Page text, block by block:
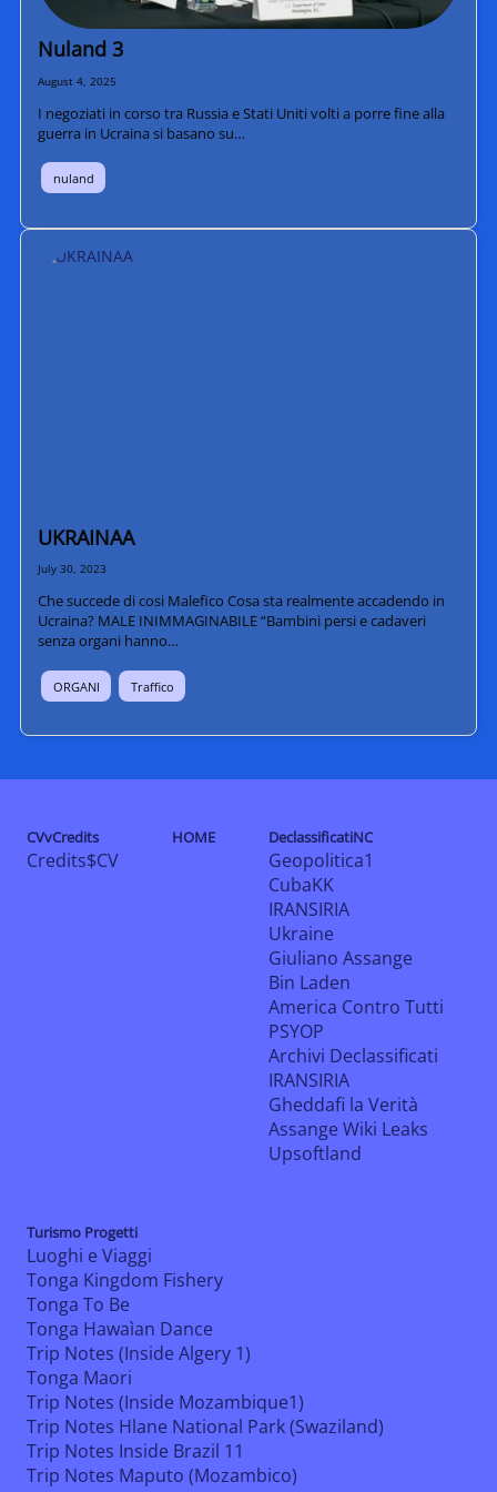
Nuland 3
August 4, 2025
I negoziati in corso tra Russia e Stati Uniti volti a porre fine alla
guerra in Ucraina si basano su…
nuland
UKRAINAA
July 30, 2023
Che succede di cosi Malefico Cosa sta realmente accadendo in
Ucraina? MALE INIMMAGINABILE “Bambini persi e cadaveri
senza organi hanno…
ORGANI Traffico
CVvCredits
Credits$CV
HOME DeclassificatiNC
Geopolitica1
CubaKK
IRANSIRIA
Ukraine
Giuliano Assange
Bin Laden
America Contro Tutti
PSYOP
Archivi Declassificati
IRANSIRIA
Gheddafi la Verità
Assange Wiki Leaks
Upsoftland
Turismo Progetti
Luoghi e Viaggi
Tonga Kingdom Fishery
Tonga To Be
Tonga Hawaìan Dance
Trip Notes (Inside Algery 1)
Tonga Maori
Trip Notes (Inside Mozambique1)
Trip Notes Hlane National Park (Swaziland)
Trip Notes Inside Brazil 11
Trip Notes Maputo (Mozambico)